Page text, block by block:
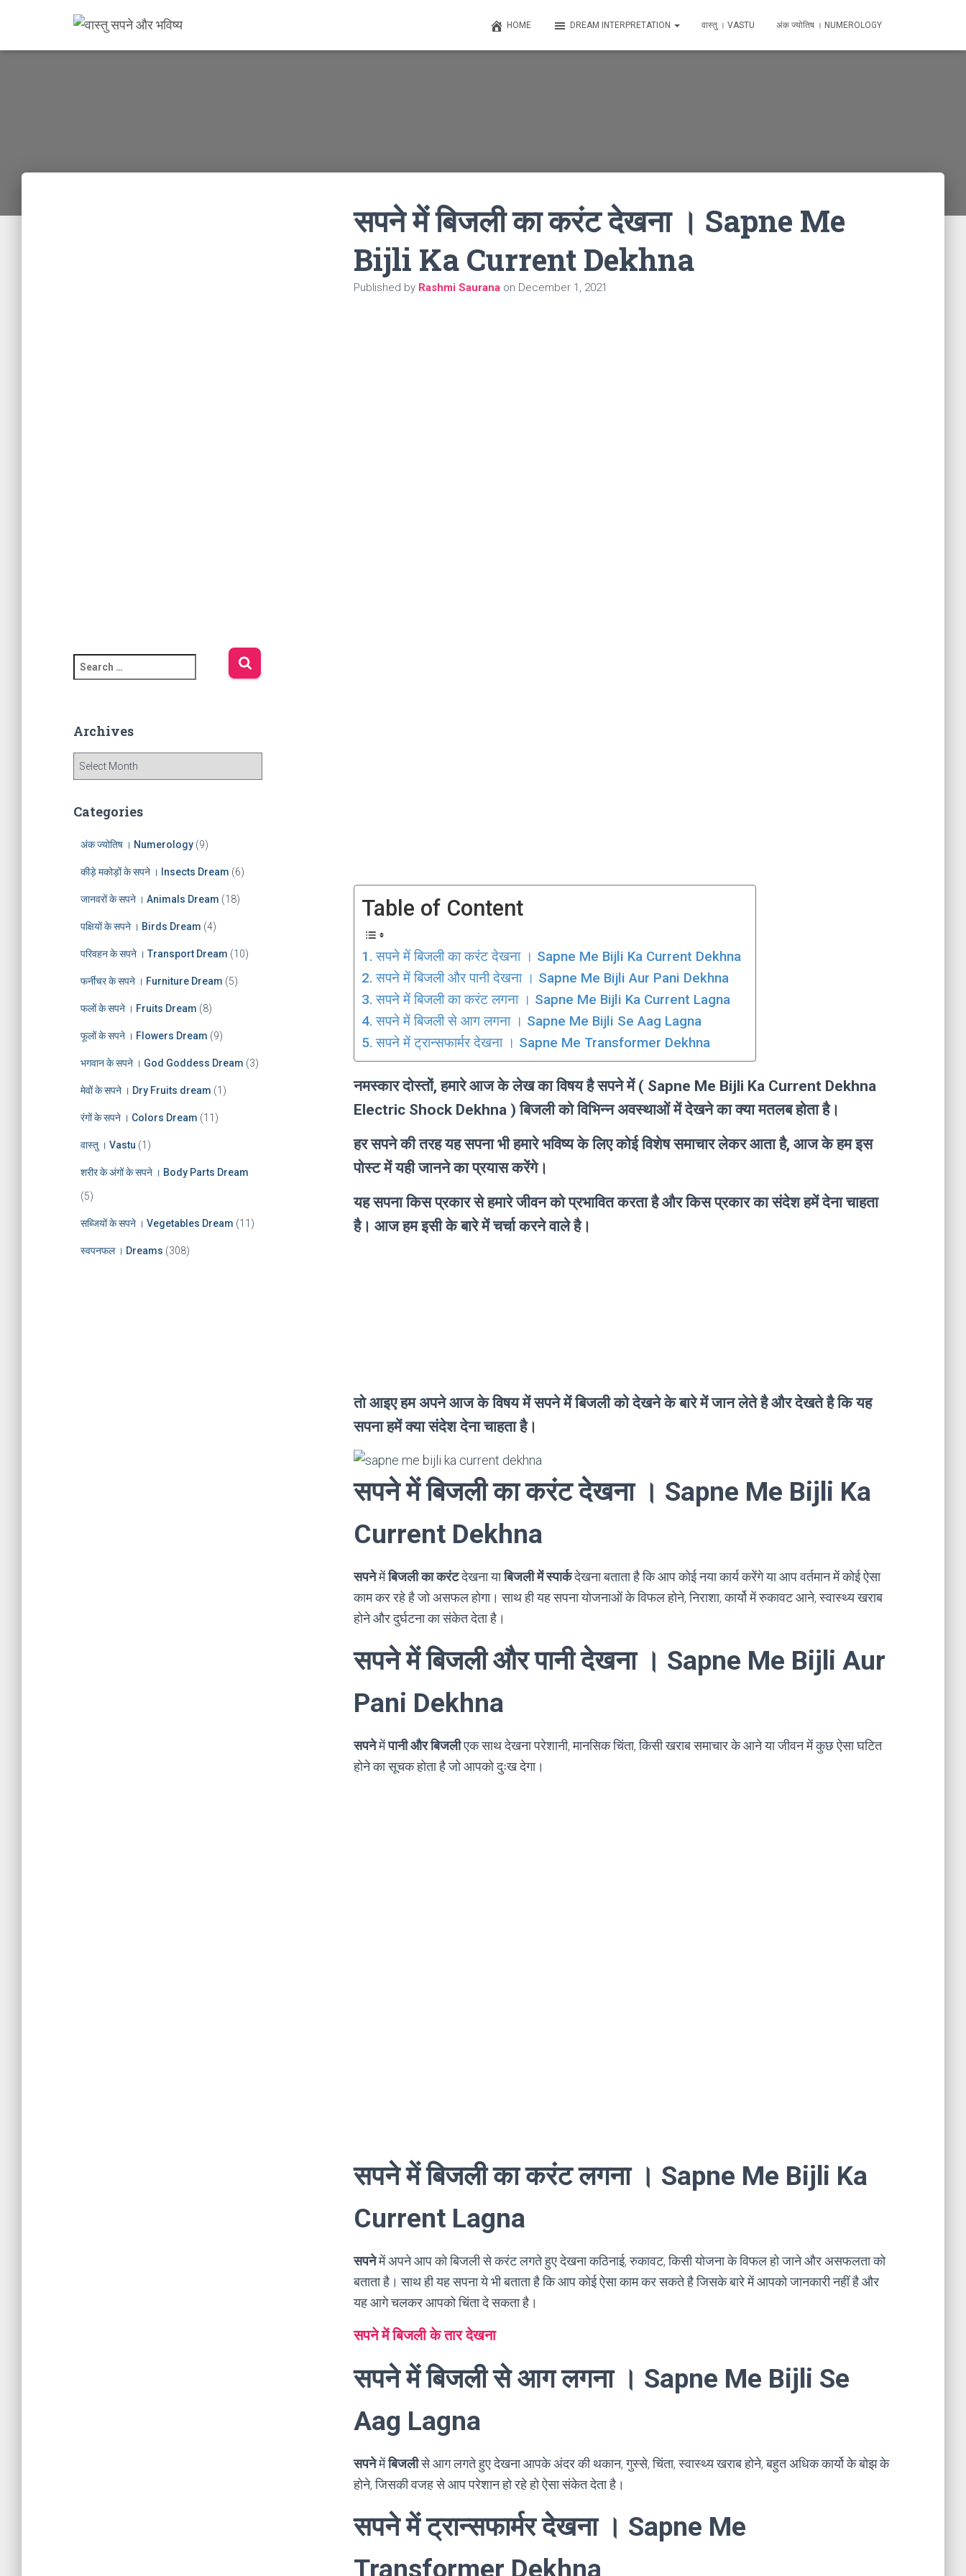
HOME DREAM INTERPRETATION वास्तु । VASTU अंक ज्योतिष । NUMEROLOGY
e
c
f
Archives
h
Categories
अंक ज्योतिष । Numerology (9)
कीड़े मकोड़ों के सपने । Insects Dream (6)
जानवरों के सपने । Animals Dream (18)
पक्षियों के सपने । Birds Dream (4)
परिवहन के सपने । Transport Dream (10)
फर्नीचर के सपने । Furniture Dream (5)
फलों के सपने । Fruits Dream (8)
फूलों के सपने । Flowers Dream (9)
भगवान के सपने । God Goddess Dream (3)
मेवों के सपने । Dry Fruits dream (1)
रंगों के सपने । Colors Dream (11)
वास्तु । Vastu (1)
शरीर के अंगों के सपने । Body Parts Dream
(5)
सब्जियों के सपने । Vegetables Dream (11)
स्वपनफल । Dreams (308)
सपने में बिजली का करंट देखना । Sapne Me
Bijli Ka Current Dekhna
Published by Rashmi Saurana on December 1, 2021
Table of Content
सपने में बिजली का करंट देखना । Sapne Me Bijli Ka Current Dekhna
सपने में बिजली और पानी देखना । Sapne Me Bijli Aur Pani Dekhna
सपने में बिजली का करंट लगना । Sapne Me Bijli Ka Current Lagna
सपने में बिजली से आग लगना । Sapne Me Bijli Se Aag Lagna
सपने में ट्रान्सफार्मर देखना । Sapne Me Transformer Dekhna
नमस्कार दोस्तों, हमारे आज के लेख का विषय है सपने में ( Sapne Me Bijli Ka Current Dekhna
Electric Shock Dekhna ) बिजली को विभिन्न अवस्थाओं में देखने का क्या मतलब होता है।
हर सपने की तरह यह सपना भी हमारे भविष्य के लिए कोई विशेष समाचार लेकर आता है, आज के हम इस
पोस्ट में यही जानने का प्रयास करेंगे।
यह सपना किस प्रकार से हमारे जीवन को प्रभावित करता है और किस प्रकार का संदेश हमें देना चाहता
है। आज हम इसी के बारे में चर्चा करने वाले है।
तो आइए हम अपने आज के विषय में सपने में बिजली को देखने के बारे में जान लेते है और देखते है कि यह
सपना हमें क्या संदेश देना चाहता है।
सपने में बिजली का करंट देखना । Sapne Me Bijli Ka
Current Dekhna
सपनेमेंबिजली का करंटदेखना याबिजली में स्पार्कदेखना बताता है कि आप कोई नया कार्य करेंगे या आप वर्तमान में कोई ऐसा
काम कर रहे है जो असफल होगा। साथ ही यह सपना योजनाओं के विफल होने, निराशा, कार्यो में रुकावट आने, स्वास्थ्य खराब
होने और दुर्घटना का संकेत देता है।
सपने में बिजली और पानी देखना । Sapne Me Bijli Aur
Pani Dekhna
सपनेमेंपानी और बिजलीएक साथ देखना परेशानी, मानसिक चिंता, किसी खराब समाचार के आने या जीवन में कुछ ऐसा घटित
होने का सूचक होता है जो आपको दुःख देगा।
सपने में बिजली का करंट लगना । Sapne Me Bijli Ka
Current Lagna
सपनेमें अपने आप को बिजली से करंट लगते हुए देखना कठिनाई, रुकावट, किसी योजना के विफल हो जाने और असफलता को
बताता है। साथ ही यह सपना ये भी बताता है कि आप कोई ऐसा काम कर सकते है जिसके बारे में आपको जानकारी नहीं है और
यह आगे चलकर आपको चिंता दे सकता है।
सपने में बिजली के तार देखना
सपने में बिजली से आग लगना । Sapne Me Bijli Se
Aag Lagna
सपनेमेंबिजलीसे आग लगते हुए देखना आपके अंदर की थकान, गुस्से, चिंता, स्वास्थ्य खराब होने, बहुत अधिक कार्यो के बोझ के
होने, जिसकी वजह से आप परेशान हो रहे हो ऐसा संकेत देता है।
सपने में ट्रान्सफार्मर देखना । Sapne Me
Transformer Dekhna